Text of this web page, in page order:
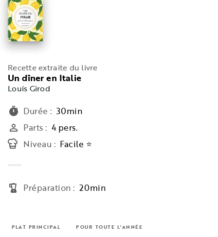
Recette extraite du livre
Un dîner en Italie
Louis Girod
timer Durée : 30min
person_outline Parts : 4 pers.
Niveau : Facile ⭐
blender Préparation : 20min
PLAT PRINCIPAL POUR TOUTE L'ANNÉE